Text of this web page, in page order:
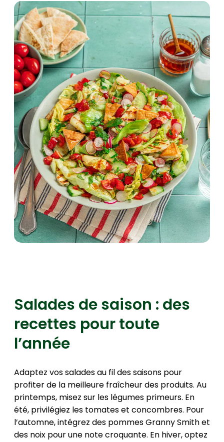
Salades de saison : des
recettes pour toute
l’année
Adaptez vos salades au fil des saisons pour
profiter de la meilleure fraîcheur des produits. Au
printemps, misez sur les légumes primeurs. En
été, privilégiez les tomates et concombres. Pour
l’automne, intégrez des pommes Granny Smith et
des noix pour une note croquante. En hiver, optez